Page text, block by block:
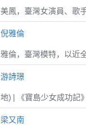
美鳳，臺灣女演員、歌
倪雅倫
雅倫，臺灣模特，以近
游詩璟
地) | 《寶島少女成功記
梁又南